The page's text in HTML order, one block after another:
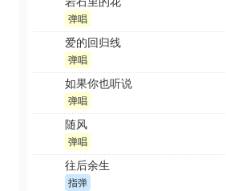
弹唱
爱的回归线
弹唱
如果你也听说
弹唱
随风
弹唱
往后余生
指弹